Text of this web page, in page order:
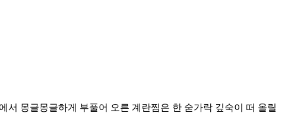
몽글몽글하게 부풀어 오른 계란찜은 한 숟가락 깊숙이 떠 올릴